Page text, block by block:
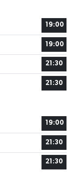
19:00
19:00
21:30
21:30
19:00
21:30
21:30